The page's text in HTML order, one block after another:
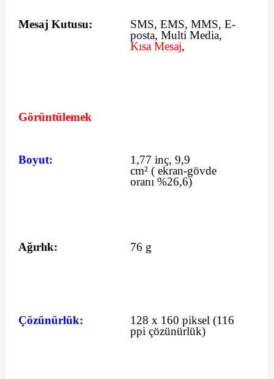
Mesaj Kutusu: SMS, EMS, MMS, E-
posta, Multi Media,
Kısa Mesaj,
Görüntülemek
Boyut:
1,77 inç, 9,9
cm² ( ekran-gövde
oranı %26,6)
Ağırlık: 76 g
Çözünürlük:
128 x 160 piksel (116
ppi çözünürlük)